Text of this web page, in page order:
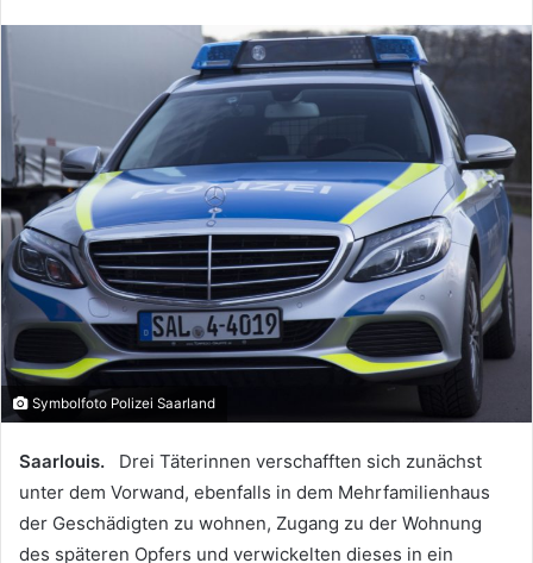
Symbolfoto Polizei Saarland
Saarlouis. Drei Täterinnen verschafften sich zunächst
unter dem Vorwand, ebenfalls in dem Mehrfamilienhaus
der Geschädigten zu wohnen, Zugang zu der Wohnung
des späteren Opfers und verwickelten dieses in ein